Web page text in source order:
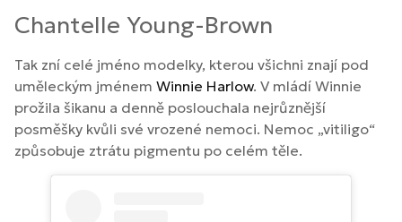
Chantelle Young-Brown
Tak zní celé jméno modelky, kterou všichni znají pod
uměleckým jménem Winnie Harlow. V mládí Winnie
prožila šikanu a denně poslouchala nejrůznější
posměšky kvůli své vrozené nemoci. Nemoc „vitiligo“
způsobuje ztrátu pigmentu po celém těle.